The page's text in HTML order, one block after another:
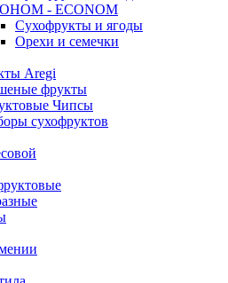
- ECONOM
Сухофрукты и ягоды
Орехи и семечки
Aregi
фрукты
Чипсы
сухофруктов